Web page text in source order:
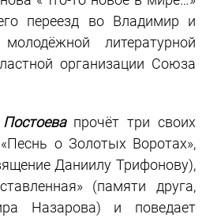
переезд во Владимир и
литературной
организации Союза
прочёт три своих
о Золотых Воротах»,
Даниилу Трифонову),
(памяти друга,
Назарова) и поведает